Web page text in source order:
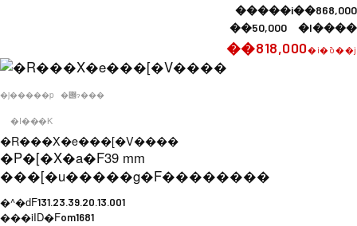
�����i��868,000
��50,000 �l����
��818,000�i�ō��j
�j�����p �݌ɂ���
�I���K
�R���X�e���[�V����
�P�[�X�a�F39 mm
���[�u�����g�F��������
�^�ԁF131.23.39.20.13.001
���iID�Fom1681